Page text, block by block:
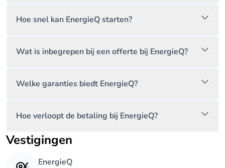
Hoe snel kan EnergieQ starten?
Wat is inbegrepen bij een offerte bij EnergieQ?
Welke garanties biedt EnergieQ?
Hoe verloopt de betaling bij EnergieQ?
Vestigingen
EnergieQ